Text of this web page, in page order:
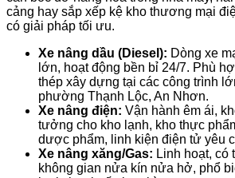
cảng hay sắp xếp kệ kho thương mại
có giải pháp tối ưu.
Xe nâng dầu (Diesel): Dòng xe
lớn, hoạt động bền bỉ 24/7. Phù
thép xây dựng tại các công trình
phường Thạnh Lộc, An Nhơn.
Xe nâng điện: Vận hành êm ái,
tưởng cho kho lạnh, kho thực
dược phẩm, linh kiện điện tử yêu
Xe nâng xăng/Gas: Linh hoạt, có
không gian nửa kín nửa hở, phổ